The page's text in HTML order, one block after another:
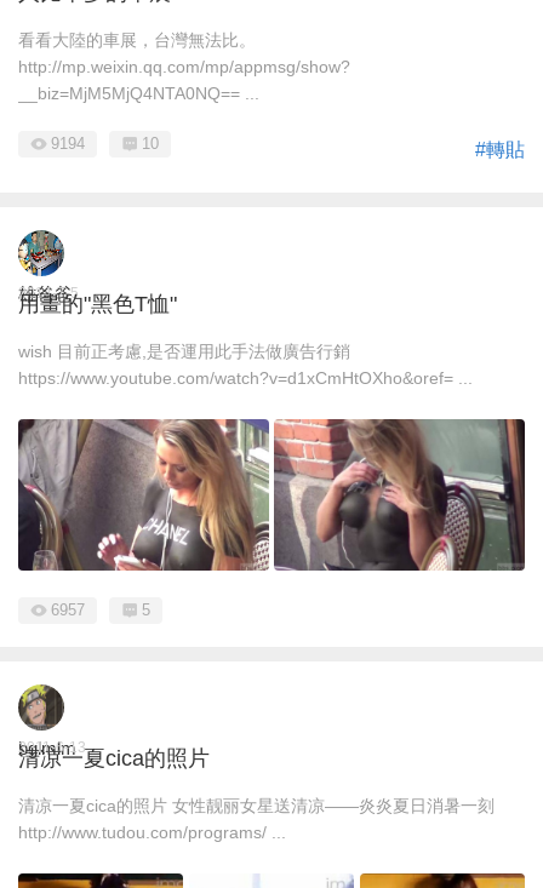
看看大陸的車展，台灣無法比。
http://mp.weixin.qq.com/mp/appmsg/show?
__biz=MjM5MjQ4NTA0NQ== ...
#轉貼
9194 10
雄爸爸
2014-7-5
用畫的"黑色T恤"
wish 目前正考慮,是否運用此手法做廣告行銷
https://www.youtube.com/watch?v=d1xCmHtOXho&oref= ...
6957 5
bglmlm
2011-6-13
清凉一夏cica的照片
清凉一夏cica的照片 女性靓丽女星送清凉——炎炎夏日消暑一刻
http://www.tudou.com/programs/ ...